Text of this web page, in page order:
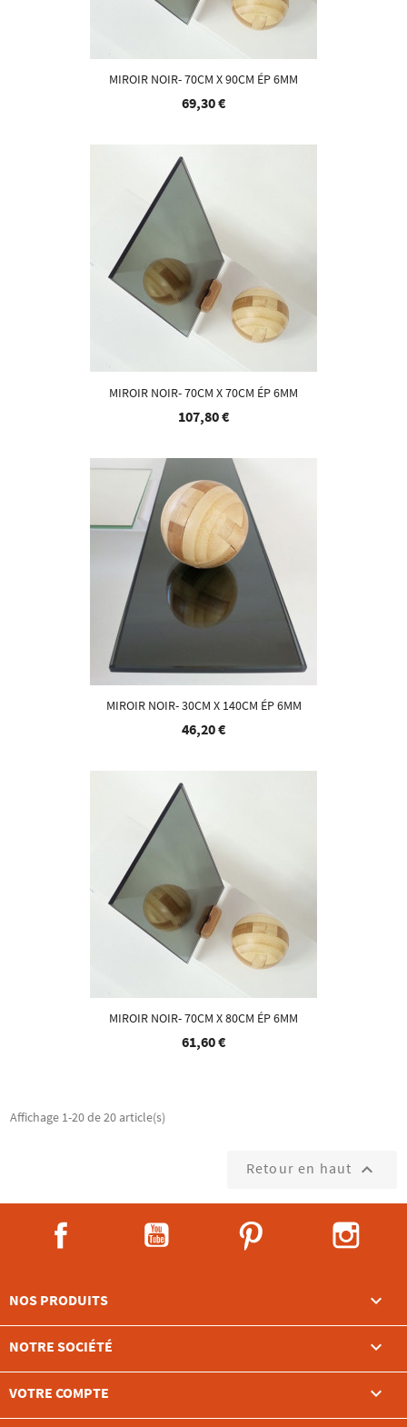
MIROIR NOIR- 70CM X 90CM ÉP 6MM
69,30 €
MIROIR NOIR- 70CM X 70CM ÉP 6MM
107,80 €
MIROIR NOIR- 30CM X 140CM ÉP 6MM
46,20 €
MIROIR NOIR- 70CM X 80CM ÉP 6MM
61,60 €
Affichage 1-20 de 20 article(s)
Retour en haut 
NOS PRODUITS 
NOTRE SOCIÉTÉ 
VOTRE COMPTE 